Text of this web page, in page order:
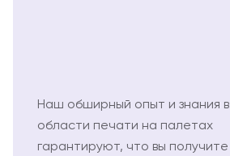
Наш обширный опыт и знания в
области печати на палетах
гарантируют, что вы получите